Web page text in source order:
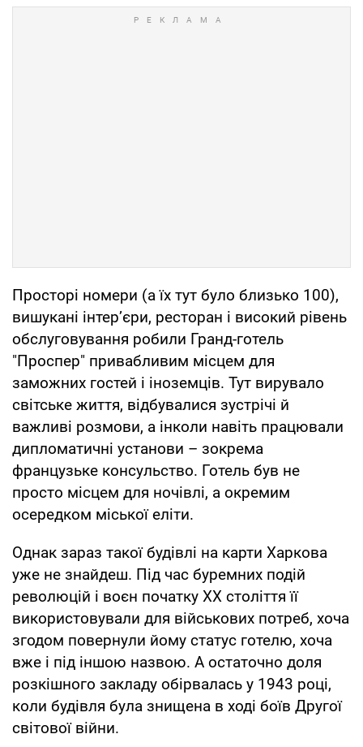
Просторі номери (а їх тут було близько 100),
вишукані інтер’єри, ресторан і високий рівень
обслуговування робили Гранд-готель
"Проспер" привабливим місцем для
заможних гостей і іноземців. Тут вирувало
світське життя, відбувалися зустрічі й
важливі розмови, а інколи навіть працювали
дипломатичні установи – зокрема
французьке консульство. Готель був не
просто місцем для ночівлі, а окремим
осередком міської еліти.
Однак зараз такої будівлі на карти Харкова
уже не знайдеш. Під час буремних подій
революцій і воєн початку ХХ століття її
використовували для військових потреб, хоча
згодом повернули йому статус готелю, хоча
вже і під іншою назвою. А остаточно доля
розкішного закладу обірвалась у 1943 році,
коли будівля була знищена в ході боїв Другої
світової війни.